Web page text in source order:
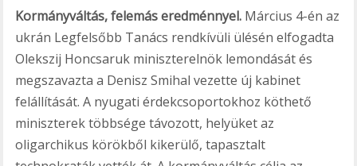
Kormányváltás, felemás eredménnyel. Március 4-én az
ukrán Legfelsőbb Tanács rendkívüli ülésén elfogadta
Olekszij Honcsaruk miniszterelnök lemondását és
megszavazta a Denisz Smihal vezette új kabinet
felállítását. A nyugati érdekcsoportokhoz köthető
miniszterek többsége távozott, helyüket az
oligarchikus körökből kikerülő, tapasztalt